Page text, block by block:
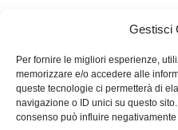
Gestisci
Per fornire le migliori esperienze,
memorizzare e/o accedere alle
queste tecnologie ci permetterà di
navigazione o ID unici su questo
consenso può influire
assolutamente teorico e